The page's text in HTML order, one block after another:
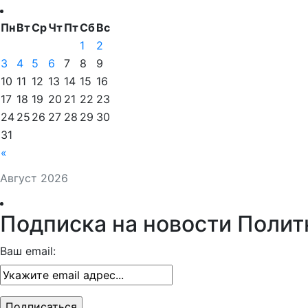
Август 2026
ПнВтСрЧтПтСбВс
«
1
2
3
4 5 6 7 8
9
10 11 12 13 14 15 16
17 18 19 20 21 22 23
24 25 26 27 28 29 30
31
Подписка на новости
Ваш email: